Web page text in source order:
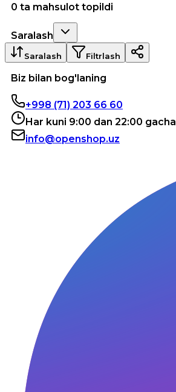
0 ta mahsulot topildi
Saralash
Saralash Filtrlash
Biz bilan bog'laning
+998 (71) 203 66 60
Har kuni 9:00 dan 22:00 gacha
info@openshop.uz